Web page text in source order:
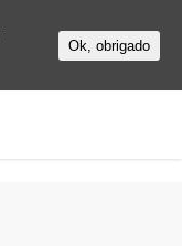
Ok, obrigado